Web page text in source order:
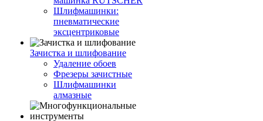
Шлифмашинки:
пневматические
эксцентриковые
Зачистка и шлифование
Удаление обоев
Фрезеры зачистные
Шлифмашинки
алмазные